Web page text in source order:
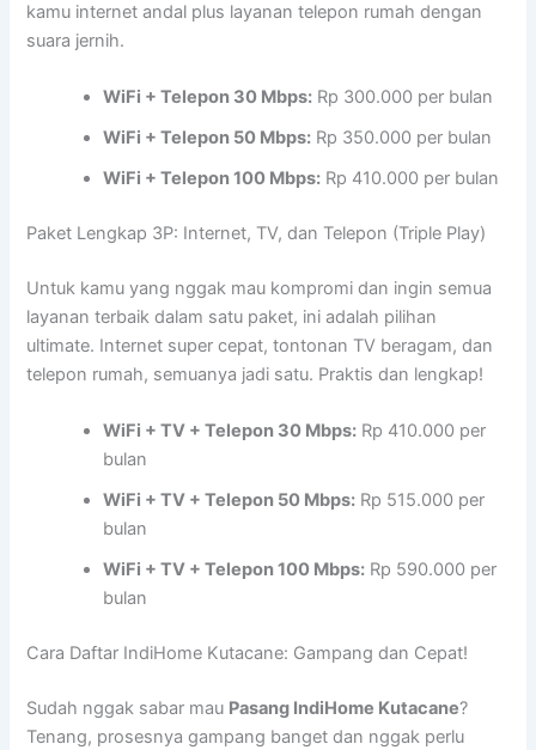
kamu internet andal plus layanan telepon rumah dengan
suara jernih.
WiFi + Telepon 30 Mbps: Rp 300.000 per bulan
WiFi + Telepon 50 Mbps: Rp 350.000 per bulan
WiFi + Telepon 100 Mbps: Rp 410.000 per bulan
Paket Lengkap 3P: Internet, TV, dan Telepon (Triple Play)
Untuk kamu yang nggak mau kompromi dan ingin semua
layanan terbaik dalam satu paket, ini adalah pilihan
ultimate. Internet super cepat, tontonan TV beragam, dan
telepon rumah, semuanya jadi satu. Praktis dan lengkap!
WiFi + TV + Telepon 30 Mbps: Rp 410.000 per
bulan
WiFi + TV + Telepon 50 Mbps: Rp 515.000 per
bulan
WiFi + TV + Telepon 100 Mbps: Rp 590.000 per
bulan
Cara Daftar IndiHome Kutacane: Gampang dan Cepat!
Sudah nggak sabar mau Pasang IndiHome Kutacane?
Tenang, prosesnya gampang banget dan nggak perlu